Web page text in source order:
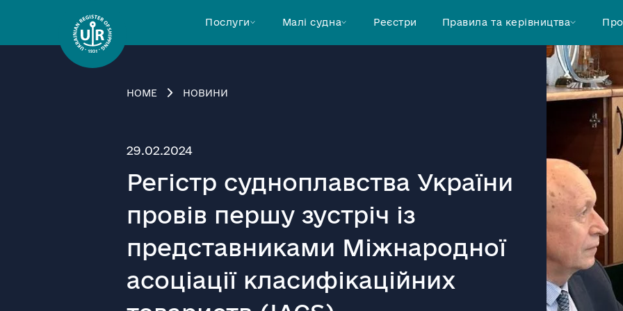
Послуги Малі судна Реєстри Правила та керівництва
HOME НОВИНИ
29.02.2024
Регістр судноплавства України
провів першу зустріч із
представниками Міжнародної
асоціації класифікаційних